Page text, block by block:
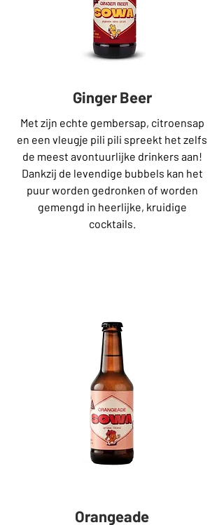
Ginger Beer
Met zijn echte gembersap, citroensap
en een vleugje pili pili spreekt het zelfs
de meest avontuurlijke drinkers aan!
Dankzij de levendige bubbels kan het
puur worden gedronken of worden
gemengd in heerlijke, kruidige
cocktails.
Orangeade